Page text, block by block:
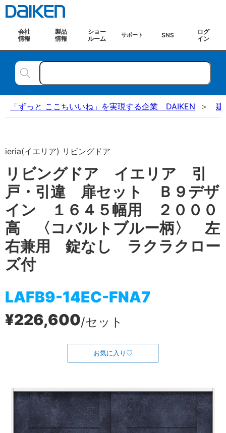
会社
情報
製品
情報
ショー
ルーム
サポート SNS
ログ
イン
「ずっと ここちいいね」を実現する企業 DAIKEN 建
ieria(イエリア) リビングドア
リビングドア イエリア 引
戸・引違 扉セット Ｂ９デザ
イン １６４５幅用 ２０００
高 〈コバルトブルー柄〉 左
右兼用 錠なし ラクラクロー
ズ付
LAFB9-14EC-FNA7
¥226,600/セット
お気に入り